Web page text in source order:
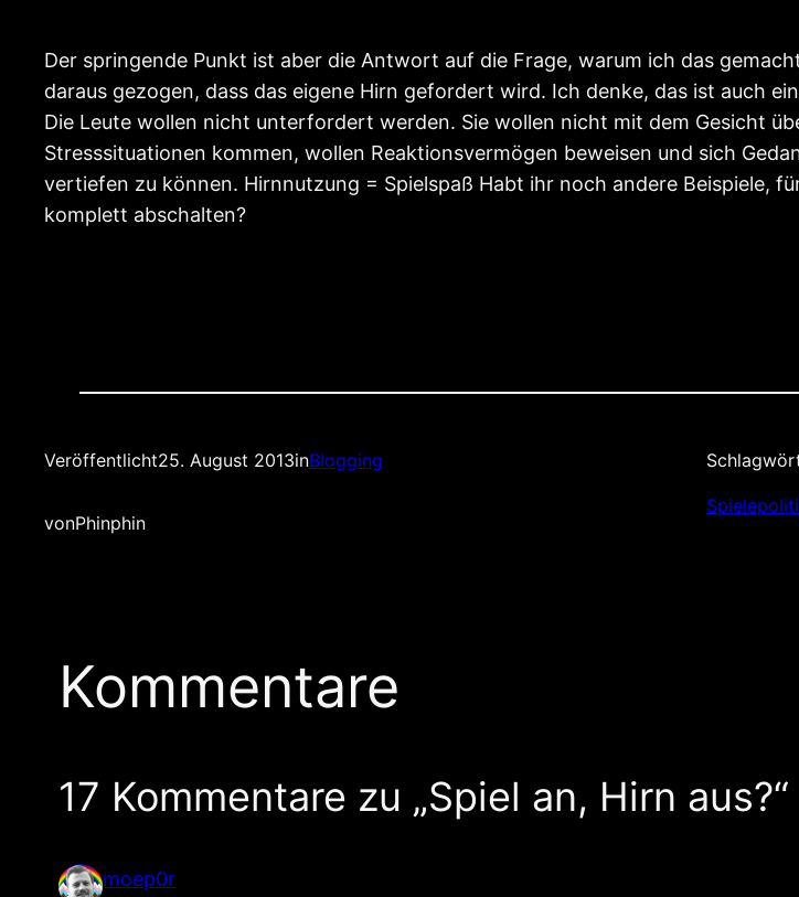
Der springende Punkt ist aber die Antwort auf die Frage, warum ich das
daraus gezogen, dass das eigene Hirn gefordert wird. Ich denke, das ist auch
Die Leute wollen nicht unterfordert werden. Sie wollen nicht mit dem Gesicht
Stresssituationen kommen, wollen Reaktionsvermögen beweisen und sich
vertiefen zu können. Hirnnutzung = Spielspaß Habt ihr noch andere Beispiele,
komplett abschalten?
Veröffentlicht25. August 2013inBlogging
vonPhinphin
Kommentare
17 Kommentare zu „Spiel an, Hirn aus?“
moep0r